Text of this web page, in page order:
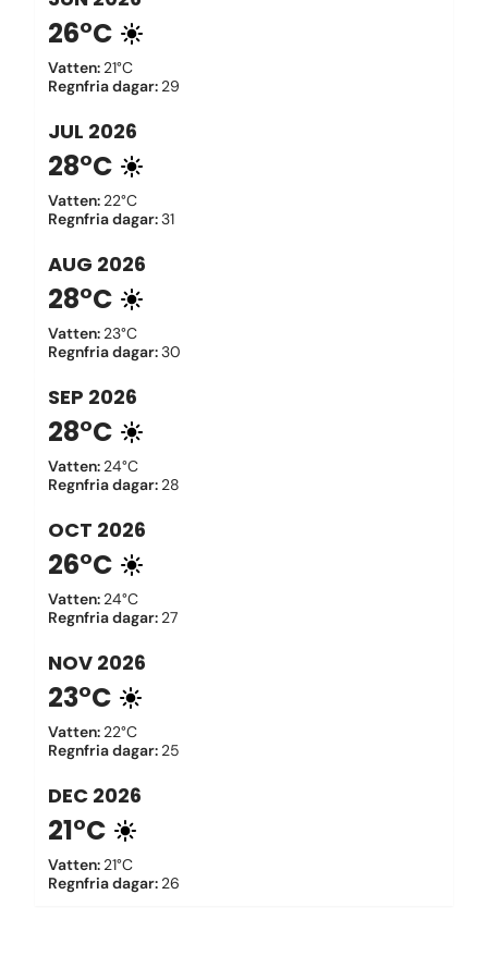
26°C
Vatten: 21°C
Regnfria dagar: 29
JUL 2026
28°C
Vatten: 22°C
Regnfria dagar:31
AUG 2026
28°C
Vatten: 23°C
Regnfria dagar:30
SEP 2026
28°C
Vatten: 24°C
Regnfria dagar: 28
OCT 2026
26°C
Vatten: 24°C
Regnfria dagar: 27
NOV 2026
23°C
Vatten: 22°C
Regnfria dagar: 25
DEC 2026
21°C
Vatten: 21°C
Regnfria dagar: 26